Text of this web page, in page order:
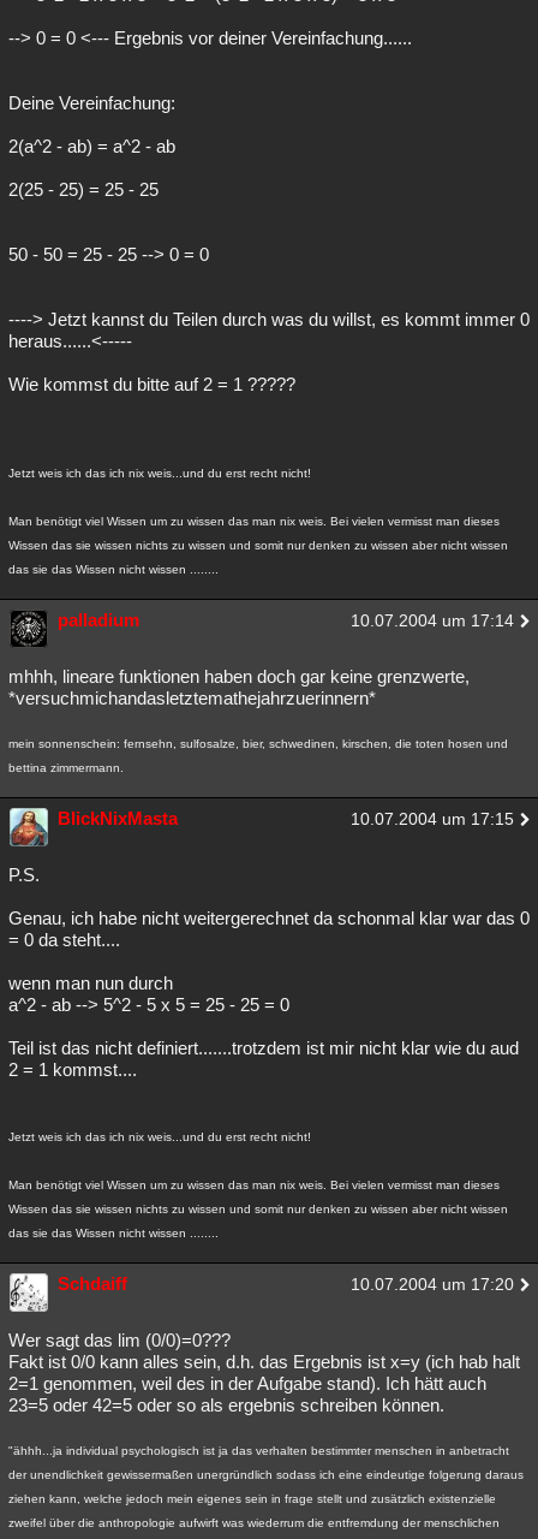
--> 0 = 0 <--- Ergebnis vor deiner Vereinfachung......
Deine Vereinfachung:
2(a^2 - ab) = a^2 - ab
2(25 - 25) = 25 - 25
50 - 50 = 25 - 25 --> 0 = 0
----> Jetzt kannst du Teilen durch was du willst, es kommt immer 0
heraus......<-----
Wie kommst du bitte auf 2 = 1 ?????
Jetzt weis ich das ich nix weis...und du erst recht nicht!
Man benötigt viel Wissen um zu wissen das man nix weis. Bei vielen vermisst man dieses
Wissen das sie wissen nichts zu wissen und somit nur denken zu wissen aber nicht wissen
das sie das Wissen nicht wissen ........
palladium 10.07.2004 um 17:14
mhhh, lineare funktionen haben doch gar keine grenzwerte,
*versuchmichandasletztemathejahrzuerinnern*
mein sonnenschein: fernsehn, sulfosalze, bier, schwedinen, kirschen, die toten hosen und
bettina zimmermann.
BlickNixMasta 10.07.2004 um 17:15
P.S.
Genau, ich habe nicht weitergerechnet da schonmal klar war das 0
= 0 da steht....
wenn man nun durch
a^2 - ab --> 5^2 - 5 x 5 = 25 - 25 = 0
Teil ist das nicht definiert.......trotzdem ist mir nicht klar wie du aud
2 = 1 kommst....
Jetzt weis ich das ich nix weis...und du erst recht nicht!
Man benötigt viel Wissen um zu wissen das man nix weis. Bei vielen vermisst man dieses
Wissen das sie wissen nichts zu wissen und somit nur denken zu wissen aber nicht wissen
das sie das Wissen nicht wissen ........
Schdaiff 10.07.2004 um 17:20
Wer sagt das lim (0/0)=0???
Fakt ist 0/0 kann alles sein, d.h. das Ergebnis ist x=y (ich hab halt
2=1 genommen, weil des in der Aufgabe stand). Ich hätt auch
23=5 oder 42=5 oder so als ergebnis schreiben können.
"ähhh...ja individual psychologisch ist ja das verhalten bestimmter menschen in anbetracht
der unendlichkeit gewissermaßen unergründlich sodass ich eine eindeutige folgerung daraus
ziehen kann, welche jedoch mein eigenes sein in frage stellt und zusätzlich existenzielle
zweifel über die anthropologie aufwirft was wiederrum die entfremdung der menschlichen